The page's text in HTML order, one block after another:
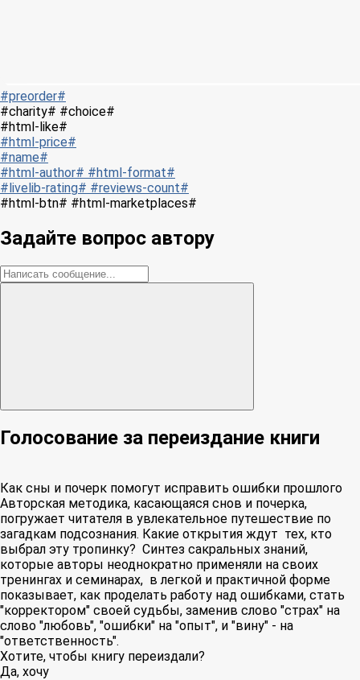
#preorder#
#charity# #choice#
#html-like#
#html-price#
#name#
#html-author# #html-format#
#livelib-rating# #reviews-count#
#html-btn# #html-marketplaces#
Задайте вопрос автору
Голосование за переиздание книги
Как сны и почерк помогут исправить ошибки прошлого
Авторская методика, касающаяся снов и почерка,
погружает читателя в увлекательное путешествие по
загадкам подсознания. Какие открытия ждут тех, кто
выбрал эту тропинку? Синтез сакральных знаний,
которые авторы неоднократно применяли на своих
тренингах и семинарах, в легкой и практичной форме
показывает, как проделать работу над ошибками, стать
"корректором" своей судьбы, заменив слово "страх" на
слово "любовь", "ошибки" на "опыт", и "вину" - на
"ответственность".
Хотите, чтобы книгу переиздали?
Да, хочу